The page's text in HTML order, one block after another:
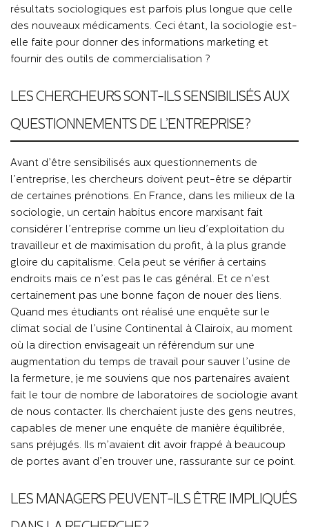
résultats sociologiques est parfois plus longue que celle
des nouveaux médicaments. Ceci étant, la sociologie est-
elle faite pour donner des informations marketing et
fournir des outils de commercialisation ?
LES CHERCHEURS SONT-ILS SENSIBILISÉS AUX
QUESTIONNEMENTS DE L’ENTREPRISE?
Avant d’être sensibilisés aux questionnements de
l’entreprise, les chercheurs doivent peut-être se départir
de certaines prénotions. En France, dans les milieux de la
sociologie, un certain habitus encore marxisant fait
considérer l’entreprise comme un lieu d’exploitation du
travailleur et de maximisation du profit, à la plus grande
gloire du capitalisme. Cela peut se vérifier à certains
endroits mais ce n’est pas le cas général. Et ce n’est
certainement pas une bonne façon de nouer des liens.
Quand mes étudiants ont réalisé une enquête sur le
climat social de l’usine Continental à Clairoix, au moment
où la direction envisageait un référendum sur une
augmentation du temps de travail pour sauver l’usine de
la fermeture, je me souviens que nos partenaires avaient
fait le tour de nombre de laboratoires de sociologie avant
de nous contacter. Ils cherchaient juste des gens neutres,
capables de mener une enquête de manière équilibrée,
sans préjugés. Ils m’avaient dit avoir frappé à beaucoup
de portes avant d’en trouver une, rassurante sur ce point.
LES MANAGERS PEUVENT-ILS ÊTRE IMPLIQUÉS